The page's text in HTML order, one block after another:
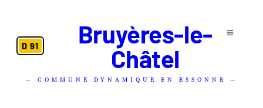
D 91
Bruyères-le-
Châtel
— COMMUNE DYNAMIQUE EN ESSONNE —